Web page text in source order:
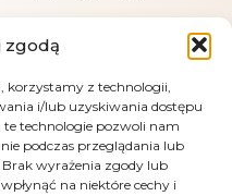
zgodą
korzystamy z technologii,
i/lub uzyskiwania dostępu
technologie pozwoli nam
podczas przeglądania lub
wyrażenia zgody lub
na niektóre cechy i
w doborze kaw
online, mailowe